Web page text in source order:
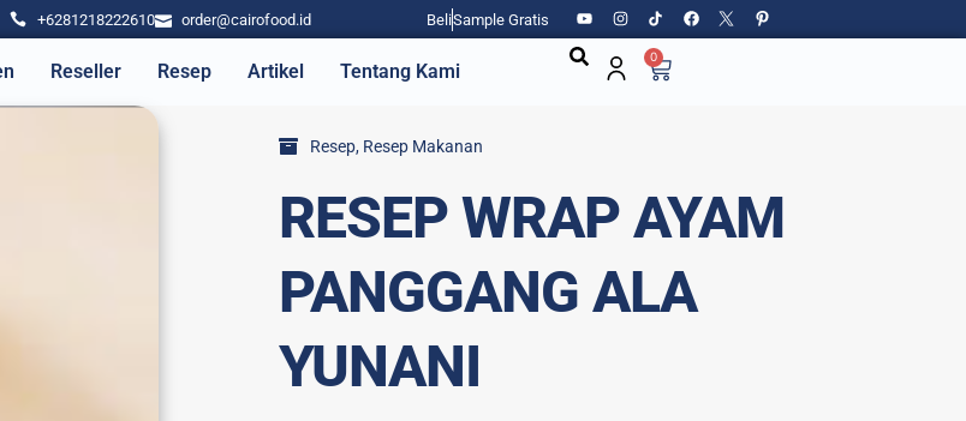
+6281218222610 order@cairofood.id BeliSample Gratis
Reseller Resep Artikel Tentang Kami
0
Resep, Resep Makanan
RESEP WRAP AYAM
PANGGANG ALA
YUNANI